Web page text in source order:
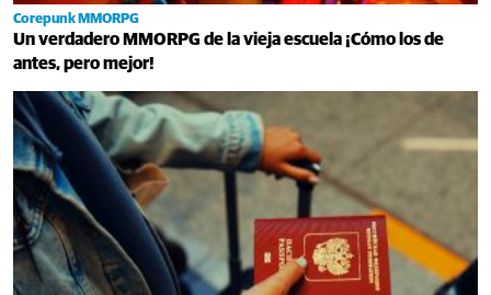
Corepunk MMORPG
Un verdadero MMORPG de la vieja escuela ¡Cómo los de
antes, pero mejor!